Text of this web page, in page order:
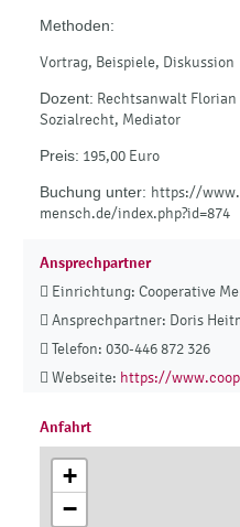
Methoden:
Vortrag, Beispiele, Diskussion
Dozent: Rechtsanwalt
Sozialrecht, Mediator
Preis: 195,00 Euro
Buchung unter: https://
mensch.de/index.php?id=874
Ansprechpartner
Einrichtung: Cooperative
Ansprechpartner: Doris
Telefon: 030-446 872 326
Webseite: https://
Anfahrt
+
−